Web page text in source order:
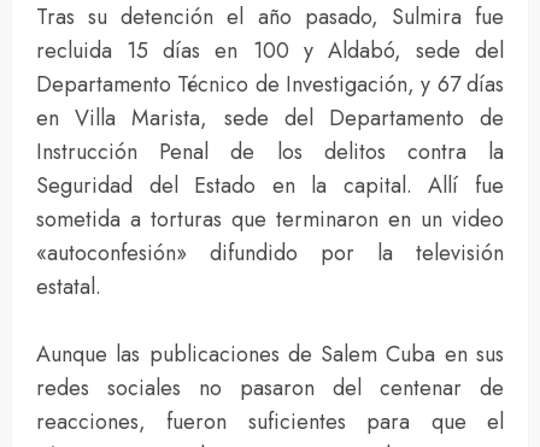
Tras su detención el año pasado, Sulmira fue
recluida 15 días en 100 y Aldabó, sede del
Departamento Técnico de Investigación, y 67 días
en Villa Marista, sede del Departamento de
Instrucción Penal de los delitos contra la
Seguridad del Estado en la capital. Allí fue
sometida a torturas que terminaron en un video
«autoconfesión» difundido por la televisión
estatal.
Aunque las publicaciones de Salem Cuba en sus
redes sociales no pasaron del centenar de
reacciones, fueron suficientes para que el